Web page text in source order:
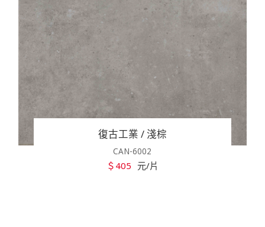
復古工業 / 淺棕
CAN-6002
＄405 元/片